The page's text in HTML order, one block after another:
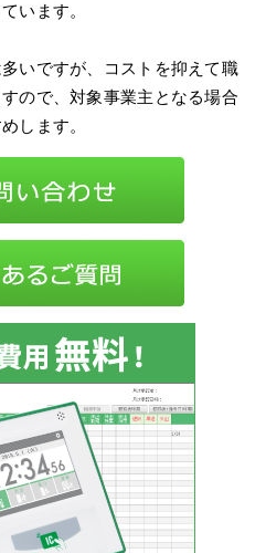
います。
いですが、コストを抑えて職
ので、対象事業主となる場合
します。